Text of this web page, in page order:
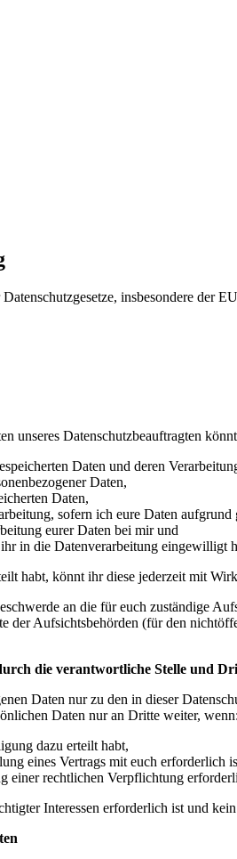
insbesondere der
unseres Datenschutzbeauftragten
Daten und deren
Daten,
Daten,
sofern ich eure Daten
eurer Daten bei mir und
in die Datenverarbeitung eingewilligt
habt, könnt ihr diese jederzeit mit
an die für euch zuständige
der Aufsichtsbehörden (für den
die verantwortliche Stelle und
Daten nur zu den in dieser
Daten nur an Dritte weiter, wenn:
dazu erteilt habt,
eines Vertrags mit euch erforderlich
einer rechtlichen Verpflichtung
Interessen erforderlich ist und